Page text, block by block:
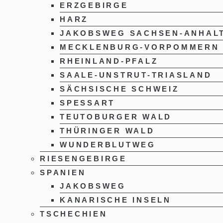
ERZGEBIRGE
HARZ
JAKOBSWEG SACHSEN-
MECKLENBURG-VORPOMMERN
RHEINLAND-PFALZ
SAALE-UNSTRUT-TRIASLAND
SÄCHSISCHE SCHWEIZ
SPESSART
TEUTOBURGER WALD
THÜRINGER WALD
WUNDERBLUTWEG
RIESENGEBIRGE
SPANIEN
JAKOBSWEG
KANARISCHE INSELN
TSCHECHIEN